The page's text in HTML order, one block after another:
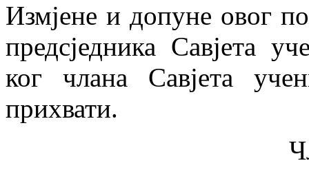
Измјене и допуне овог
предсједника Савјета
ког члана Савјета
прихвати.